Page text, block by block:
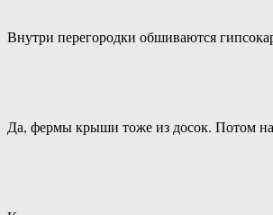
Внутри перегородки обшиваются
Да, фермы крыши тоже из досок. Потом